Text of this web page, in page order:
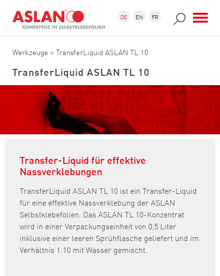
Suchformular
Suche DE EN FR
Werkzeuge » TransferLiquid ASLAN TL 10
TransferLiquid ASLAN TL 10
Transfer-Liquid für effektive
Nassverklebungen
TransferLiquid ASLAN TL 10 ist ein Transfer-Liquid
für eine effektive Nassverklebung der ASLAN
Selbstklebefolien. Das ASLAN TL 10-Konzentrat
wird in einer Verpackungseinheit von 0,5 Liter
inklusive einer leeren Sprühflasche geliefert und im
Verhältnis 1:10 mit Wasser gemischt.